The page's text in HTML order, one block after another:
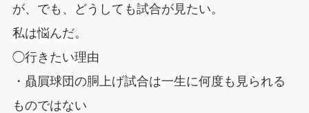
が、でも、どうしても試合が見たい。
私は悩んだ。
◯行きたい理由
・贔屓球団の胴上げ試合は一生に何度も見られる
ものではない